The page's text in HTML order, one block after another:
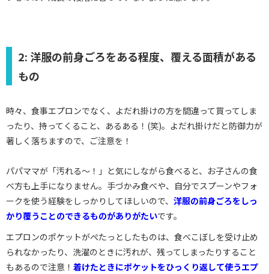
2: 洋服の前身ごろをある程度、覆える面積がある
もの
時々、食事エプロンでなく、よだれ掛けの方を間違って買ってしま
ったり、持ってくること、あるある！(笑)。よだれ掛けだと防御力が
著しく落ちますので、ご注意を！
パパママが「汚れる～！」と気にしながら食べると、お子さんの食
べ方も上手になりません。手づかみ食べや、自分でスプーンやフォ
ークを使う経験をしっかりしてほしいので、 洋服の前身ごろを しっ
かり覆うことのできるものがありがたいです。
エプロンのポケットがぺたっとしたものは、食べこぼしを受け止め
られなかったり、洗濯のときに汚れが、残ってしまったりすること
もあるので注意！ 着けたときにポケットをひっくり返して使うエプ